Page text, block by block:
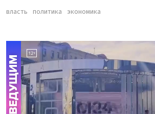
власть политика экономика